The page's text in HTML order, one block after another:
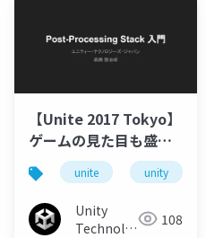
【Unite 2017 Tokyo】
ゲームの見た目も盛っ
たら変わる！！！！ヤ
バい！！ポストプロセ
ス！！入
門！！！！！！！！！
unite unity
Unity
Technologies 108